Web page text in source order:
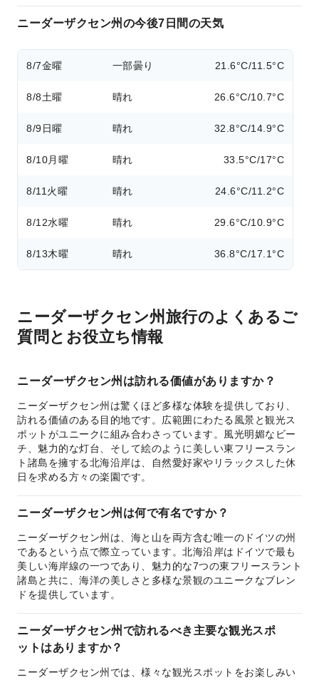
ニーダーザクセン州の今後7日間の天気
8/7金曜 一部曇り 21.6°C/11.5°C
8/8土曜 晴れ 26.6°C/10.7°C
8/9日曜 晴れ 32.8°C/14.9°C
8/10月曜 晴れ 33.5°C/17°C
8/11 火曜 晴れ 24.6°C/11.2°C
8/12水曜 晴れ 29.6°C/10.9°C
8/13木曜 晴れ 36.8°C/17.1°C
ニーダーザクセン州旅行のよくあるご
質問とお役立ち情報
ニーダーザクセン州は訪れる価値がありますか？
ニーダーザクセン州は驚くほど多様な体験を提供しており、
訪れる価値のある目的地です。広範囲にわたる風景と観光ス
ポットがユニークに組み合わさっています。風光明媚なビー
チ、魅力的な灯台、そして絵のように美しい東フリースラン
ト諸島を擁する北海沿岸は、自然愛好家やリラックスした休
日を求める方々の楽園です。
ニーダーザクセン州は何で有名ですか？
ニーダーザクセン州は、海と山を両方含む唯一のドイツの州
であるという点で際立っています。北海沿岸はドイツで最も
美しい海岸線の一つであり、魅力的な7つの東フリースラント
諸島と共に、海洋の美しさと多様な景観のユニークなブレン
ドを提供しています。
ニーダーザクセン州で訪れるべき主要な観光スポ
ットはありますか？
ニーダーザクセン州では、様々な観光スポットをお楽しみい